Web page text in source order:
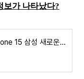
보가 나타났다?
iPhone 15 Pro 및 iPhone 15 삼성 새로운 패널을 사용하여 개발 중이라는 새로운 예측 정보가 나타났다?